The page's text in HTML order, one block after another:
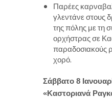
Παρέες
γλεντάνε στους
της πόλης με τη
ορχήστρας σε
παραδοσιακούς
χορό.
Σάββατο 8
«Καστοριανά